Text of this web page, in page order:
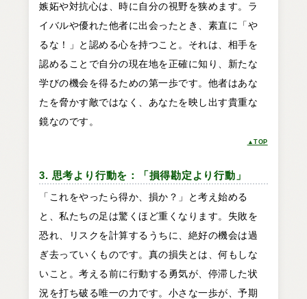
嫉妬や対抗心は、時に自分の視野を狭めます。ラ
イバルや優れた他者に出会ったとき、素直に「や
るな！」と認める心を持つこと。それは、相手を
認めることで自分の現在地を正確に知り、新たな
学びの機会を得るための第一歩です。他者はあな
たを脅かす敵ではなく、あなたを映し出す貴重な
鏡なのです。
▲TOP
3. 思考より行動を：「損得勘定より行動」
「これをやったら得か、損か？」と考え始める
と、私たちの足は驚くほど重くなります。失敗を
恐れ、リスクを計算するうちに、絶好の機会は過
ぎ去っていくものです。真の損失とは、何もしな
いこと。考える前に行動する勇気が、停滞した状
況を打ち破る唯一の力です。小さな一歩が、予期